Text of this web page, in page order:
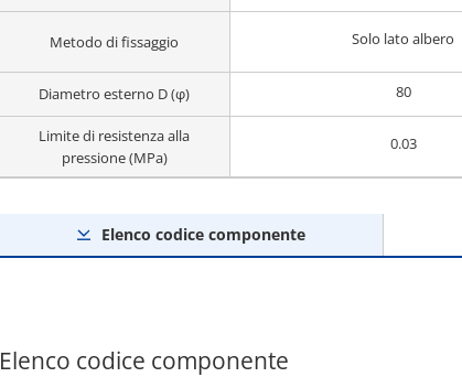
Metodo di fissaggio Solo lato albero
Diametro esterno D (φ) 80
Limite di resistenza alla
pressione (MPa)
0.03
Elenco codice componente
Elenco codice componente